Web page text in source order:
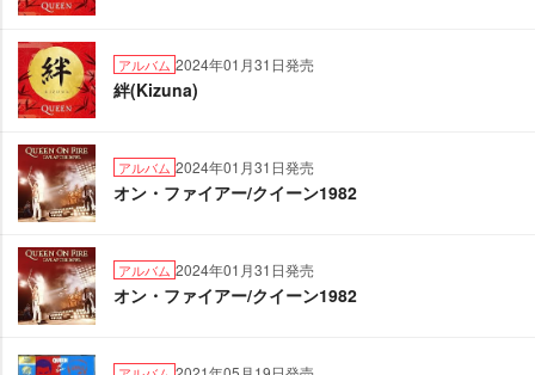
アルバム 2024年01月31日発売
絆(Kizuna)
アルバム 2024年01月31日発売
オン・ファイアー/クイーン1982
アルバム 2024年01月31日発売
オン・ファイアー/クイーン1982